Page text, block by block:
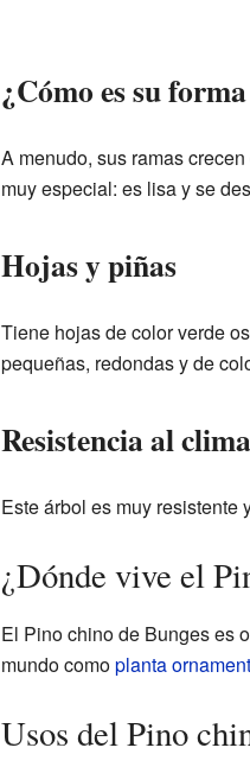
¿Cómo es su
A menudo, sus ramas
muy especial: es lisa y se
Hojas y piñas
Tiene hojas de color verde
pequeñas, redondas y de
Resistencia al clima
Este árbol es muy resistente
¿Dónde vive el
El Pino chino de Bunges es
mundo comoplanta
Usos del Pino